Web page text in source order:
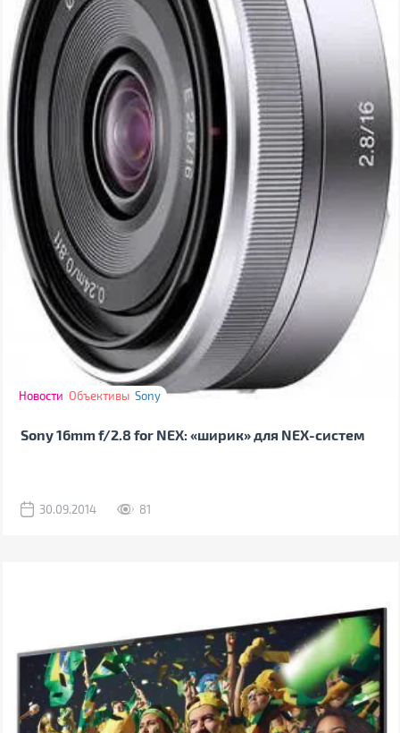
Новости Объективы Sony
Sony 16mm f/2.8 for NEX: «ширик» для NEX-систем
30.09.2014 81